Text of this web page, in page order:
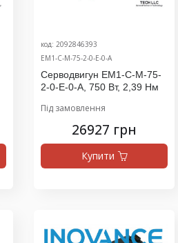
код: 2092846393
EM1-C-M-75-2-0-E-0-A
Серводвигун EM1-C-M-75-
2-0-E-0-A, 750 Вт, 2,39 Нм
Під замовлення
26927 грн
Купити